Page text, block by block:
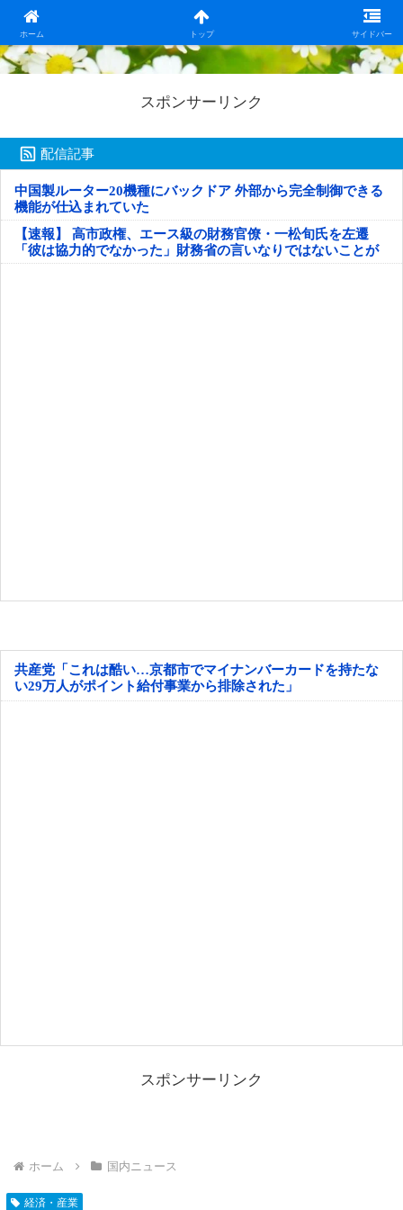
ホーム トップ サイドバー
日本第一！ニュース録
スポンサーリンク
配信記事
中国製ルーター20機種にバックドア 外部から完全制御できる
機能が仕込まれていた
【速報】 高市政権、エース級の財務官僚・一松旬氏を左遷
「彼は協力的でなかった」財務省の言いなりではないことが
判明
共産党「これは酷い…京都市でマイナンバーカードを持たな
い29万人がポイント給付事業から排除された」
スポンサーリンク
ホーム 国内ニュース
経済・産業